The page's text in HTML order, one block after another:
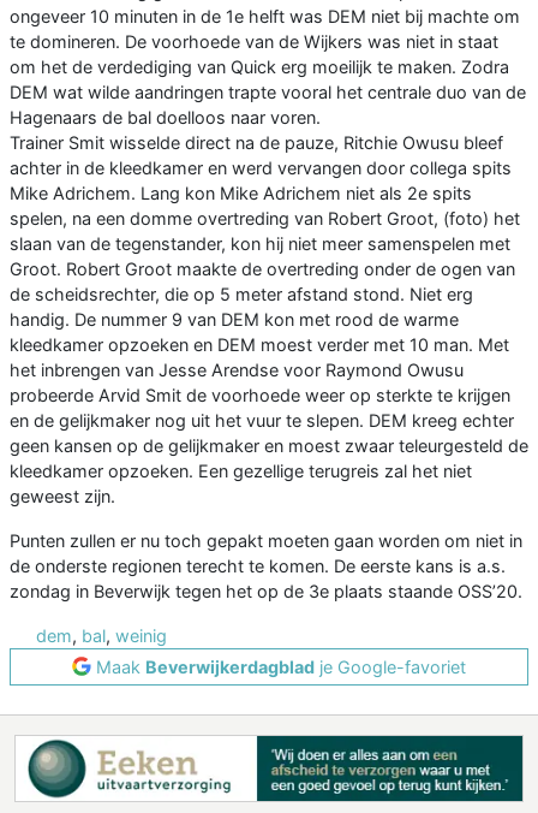
ongeveer 10 minuten in de 1e helft was DEM niet bij machte om
te domineren. De voorhoede van de Wijkers was niet in staat
om het de verdediging van Quick erg moeilijk te maken. Zodra
DEM wat wilde aandringen trapte vooral het centrale duo van de
Hagenaars de bal doelloos naar voren.
Trainer Smit wisselde direct na de pauze, Ritchie Owusu bleef
achter in de kleedkamer en werd vervangen door collega spits
Mike Adrichem. Lang kon Mike Adrichem niet als 2e spits
spelen, na een domme overtreding van Robert Groot, (foto) het
slaan van de tegenstander, kon hij niet meer samenspelen met
Groot. Robert Groot maakte de overtreding onder de ogen van
de scheidsrechter, die op 5 meter afstand stond. Niet erg
handig. De nummer 9 van DEM kon met rood de warme
kleedkamer opzoeken en DEM moest verder met 10 man. Met
het inbrengen van Jesse Arendse voor Raymond Owusu
probeerde Arvid Smit de voorhoede weer op sterkte te krijgen
en de gelijkmaker nog uit het vuur te slepen. DEM kreeg echter
geen kansen op de gelijkmaker en moest zwaar teleurgesteld de
kleedkamer opzoeken. Een gezellige terugreis zal het niet
geweest zijn.
Punten zullen er nu toch gepakt moeten gaan worden om niet in
de onderste regionen terecht te komen. De eerste kans is a.s.
zondag in Beverwijk tegen het op de 3e plaats staande OSS’20.
dem, bal, weinig
Maak Beverwijkerdagblad je Google-favoriet